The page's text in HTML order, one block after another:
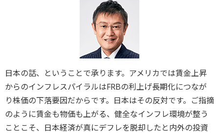
日本の話、ということで承ります。アメリカでは賃金上昇
からのインフレスパイラルはFRBの利上げ長期化につなが
り株価の下落要因だからです。日本はその反対です。ご指摘
のように賃金も物価も上がる、健全なインフレ環境が整う
ことこそ、日本経済が真にデフレを脱却したと内外の投資